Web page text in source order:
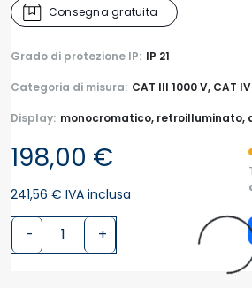
Consegna gratuita
Grado di protezione IP: IP 21
Categoria di misura: CAT III 1000 V, CAT
Display: monocromatico, retroilluminato,
198,00 €
241,56 € IVA inclusa
- +